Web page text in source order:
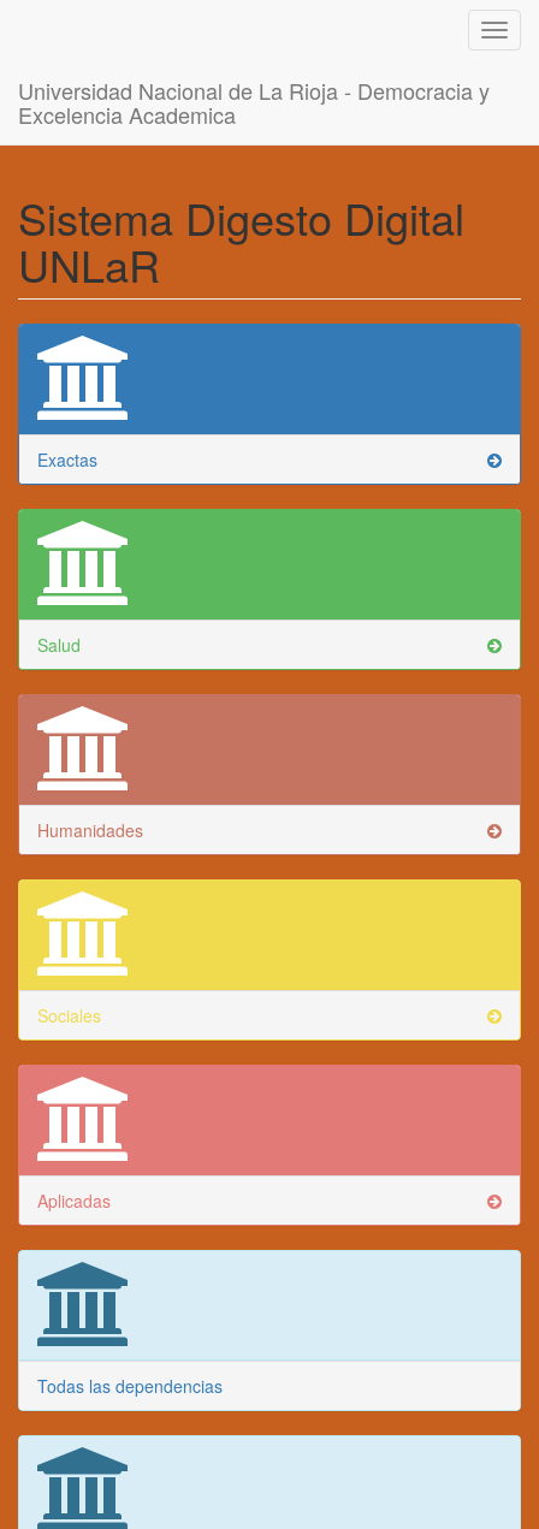
Universidad Nacional de La Rioja - Democracia y
Excelencia Academica
Sistema Digesto Digital
UNLaR
Exactas
Salud
Humanidades
Sociales
Aplicadas
Todas las dependencias